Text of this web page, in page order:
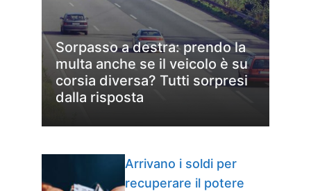
Sorpasso a destra: prendo la
multa anche se il veicolo è su
corsia diversa? Tutti sorpresi
dalla risposta
Arrivano i soldi per
recuperare il potere